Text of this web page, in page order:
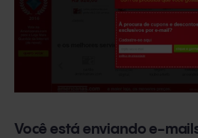
Você está enviando e-